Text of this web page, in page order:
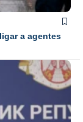
a agentes